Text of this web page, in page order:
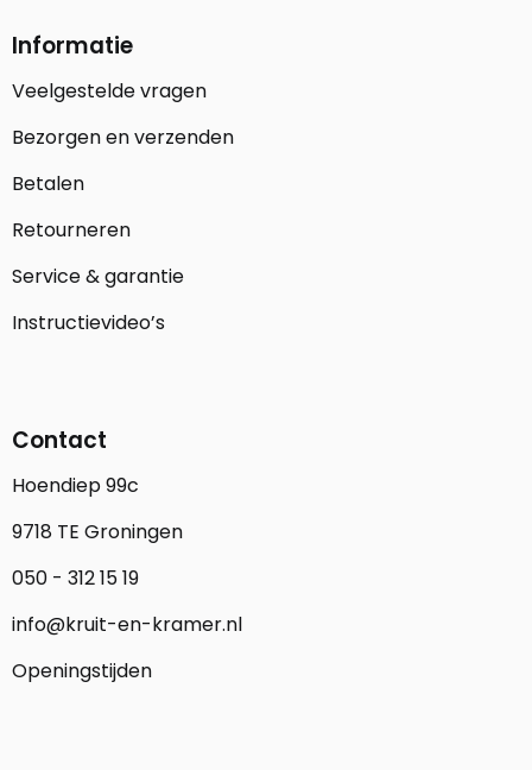
Informatie
Veelgestelde vragen
Bezorgen en verzenden
Betalen
Retourneren
Service & garantie
Instructievideo’s
Contact
Hoendiep 99c
9718 TE Groningen
050 - 312 15 19
info@kruit-en-kramer.nl
Openingstijden